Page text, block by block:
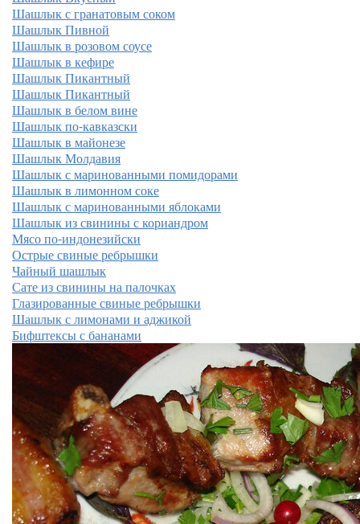
Шашлык с гранатовым соком
Шашлык Пивной
Шашлык в розовом соусе
Шашлык в кефире
Шашлык Пикантный
Шашлык Пикантный
Шашлык в белом вине
Шашлык по-кавказски
Шашлык в майонезе
Шашлык Молдавия
Шашлык с маринованными помидорами
Шашлык в лимонном соке
Шашлык с маринованными яблоками
Шашлык из свинины с кориандром
Мясо по-индонезийски
Острые свиные ребрышки
Чайный шашлык
Сате из свинины на палочках
Глазированные свиные ребрышки
Шашлык с лимонами и аджикой
Бифштексы с бананами